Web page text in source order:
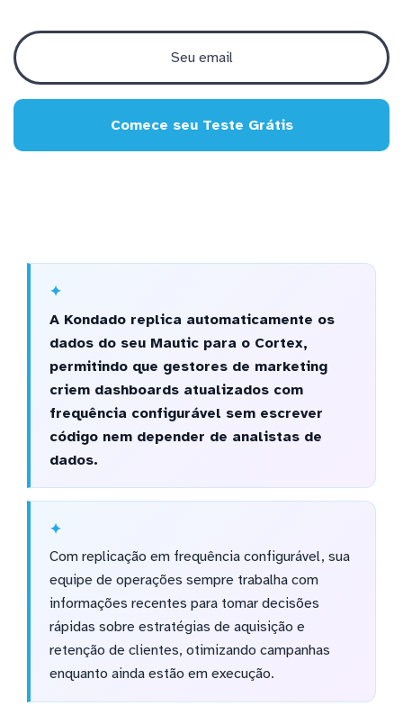
Comece seu Teste Grátis
A Kondado replica automaticamente os
dados do seu Mautic para o Cortex,
permitindo que gestores de marketing
criem dashboards atualizados com
frequência configurável sem escrever
código nem depender de analistas de
dados.
Com replicação em frequência configurável, sua
equipe de operações sempre trabalha com
informações recentes para tomar decisões
rápidas sobre estratégias de aquisição e
retenção de clientes, otimizando campanhas
enquanto ainda estão em execução.